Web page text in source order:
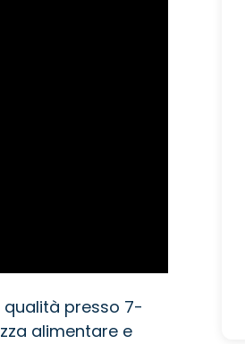
qualità presso 7-
alimentare e